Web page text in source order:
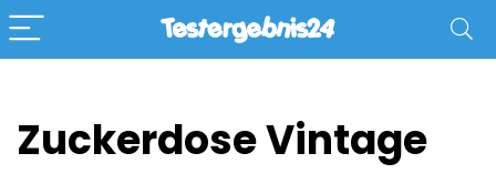
Zuckerdose Vintage